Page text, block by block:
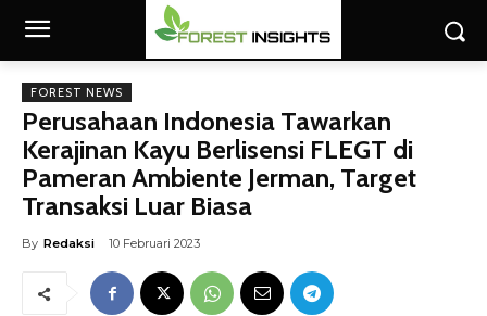
FOREST NEWS
​Perusahaan Indonesia Tawarkan
Kerajinan Kayu Berlisensi FLEGT di
Pameran Ambiente Jerman, Target
Transaksi Luar Biasa
By Redaksi 10 Februari 2023